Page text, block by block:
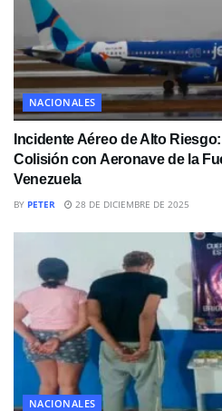
NACIONALES
Incidente Aéreo de Alto
Colisión con Aeronave de la
Venezuela
BY PETER 28 DE DICIEMBRE DE 2025
NACIONALES